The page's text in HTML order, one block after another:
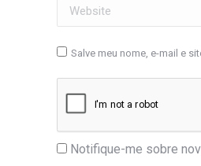
Website
Salve meu nome, e-mail e
Notifique-me sobre